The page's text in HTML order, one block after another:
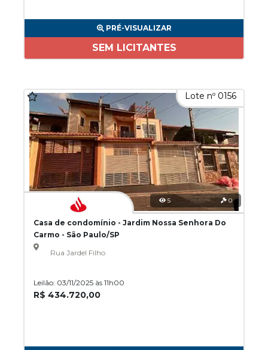
PRÉ-VISUALIZAR
SEM LICITANTES
Lote nº 0156
5 0
Casa de condomínio - Jardim Nossa Senhora Do
Carmo - São Paulo/SP
Rua Jardel Filho
Leilão: 03/11/2025 às 11h00
R$ 434.720,00